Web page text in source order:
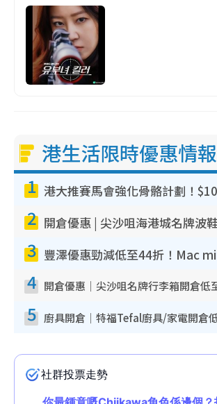
港生活限時優惠情報
1
2
3
4
5